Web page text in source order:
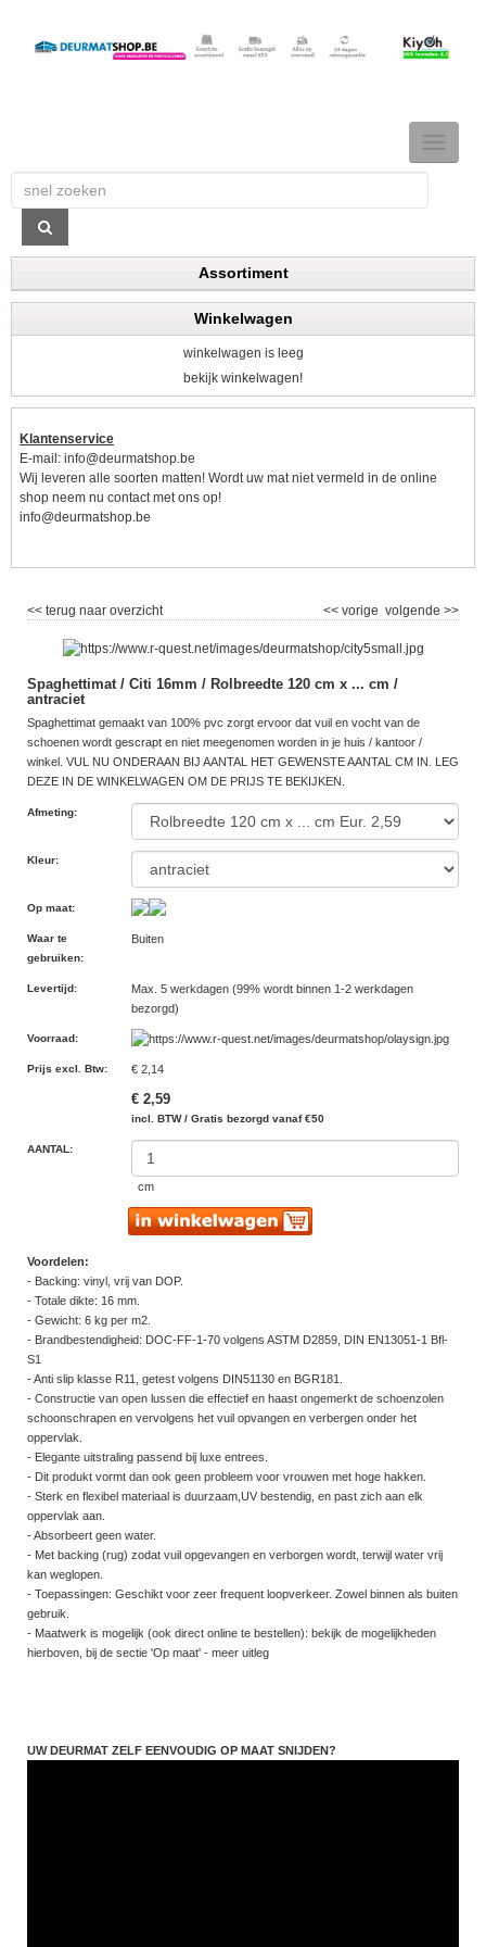
TOGGLE
Assortiment
Winkelwagen
winkelwagen is leeg
bekijk winkelwagen!
Klantenservice
E-mail: info@deurmatshop.be
Wij leveren alle soorten matten! Wordt uw mat niet vermeld in de online
shop neem nu contact met ons op!
info@deurmatshop.be
<< terug naar overzicht volgende >>
<< vorige
Spaghettimat / Citi 16mm / Rolbreedte 120 cm x ... cm /
antraciet
Spaghettimat gemaakt van 100% pvc zorgt ervoor dat vuil en vocht van de
schoenen wordt gescrapt en niet meegenomen worden in je huis / kantoor /
winkel. VUL NU ONDERAAN BIJ AANTAL HET GEWENSTE AANTAL CM IN. LEG
DEZE IN DE WINKELWAGEN OM DE PRIJS TE BEKIJKEN.
Afmeting:
Kleur:
Op maat:
Waar te
gebruiken:
Buiten
Levertijd :
Max. 5 werkdagen (99% wordt binnen 1-2 werkdagen
bezorgd)
Voorraad :
Prijs excl. Btw: € 2,14
€ 2,59
incl. BTW / Gratis bezorgd vanaf €50
AANTAL:
cm
Voordelen:
- Backing: vinyl, vrij van DOP.
- Totale dikte: 16 mm.
- Gewicht: 6 kg per m2.
- Brandbestendigheid: DOC-FF-1-70 volgens ASTM D2859, DIN EN13051-1 Bfl-
S1
- Anti slip klasse R11, getest volgens DIN51130 en BGR181.
- Constructie van open lussen die effectief en haast ongemerkt de schoenzolen
schoonschrapen en vervolgens het vuil opvangen en verbergen onder het
oppervlak.
- Elegante uitstraling passend bij luxe entrees.
- Dit produkt vormt dan ook geen probleem voor vrouwen met hoge hakken.
- Sterk en flexibel materiaal is duurzaam,UV bestendig, en past zich aan elk
oppervlak aan.
- Absorbeert geen water.
- Met backing (rug) zodat vuil opgevangen en verborgen wordt, terwijl water vrij
kan weglopen.
- Toepassingen: Geschikt voor zeer frequent loopverkeer. Zowel binnen als buiten
gebruik.
- Maatwerk is mogelijk (ook direct online te bestellen): bekijk de mogelijkheden
hierboven, bij de sectie 'Op maat' - meer uitleg
UW DEURMAT ZELF EENVOUDIG OP MAAT SNIJDEN?